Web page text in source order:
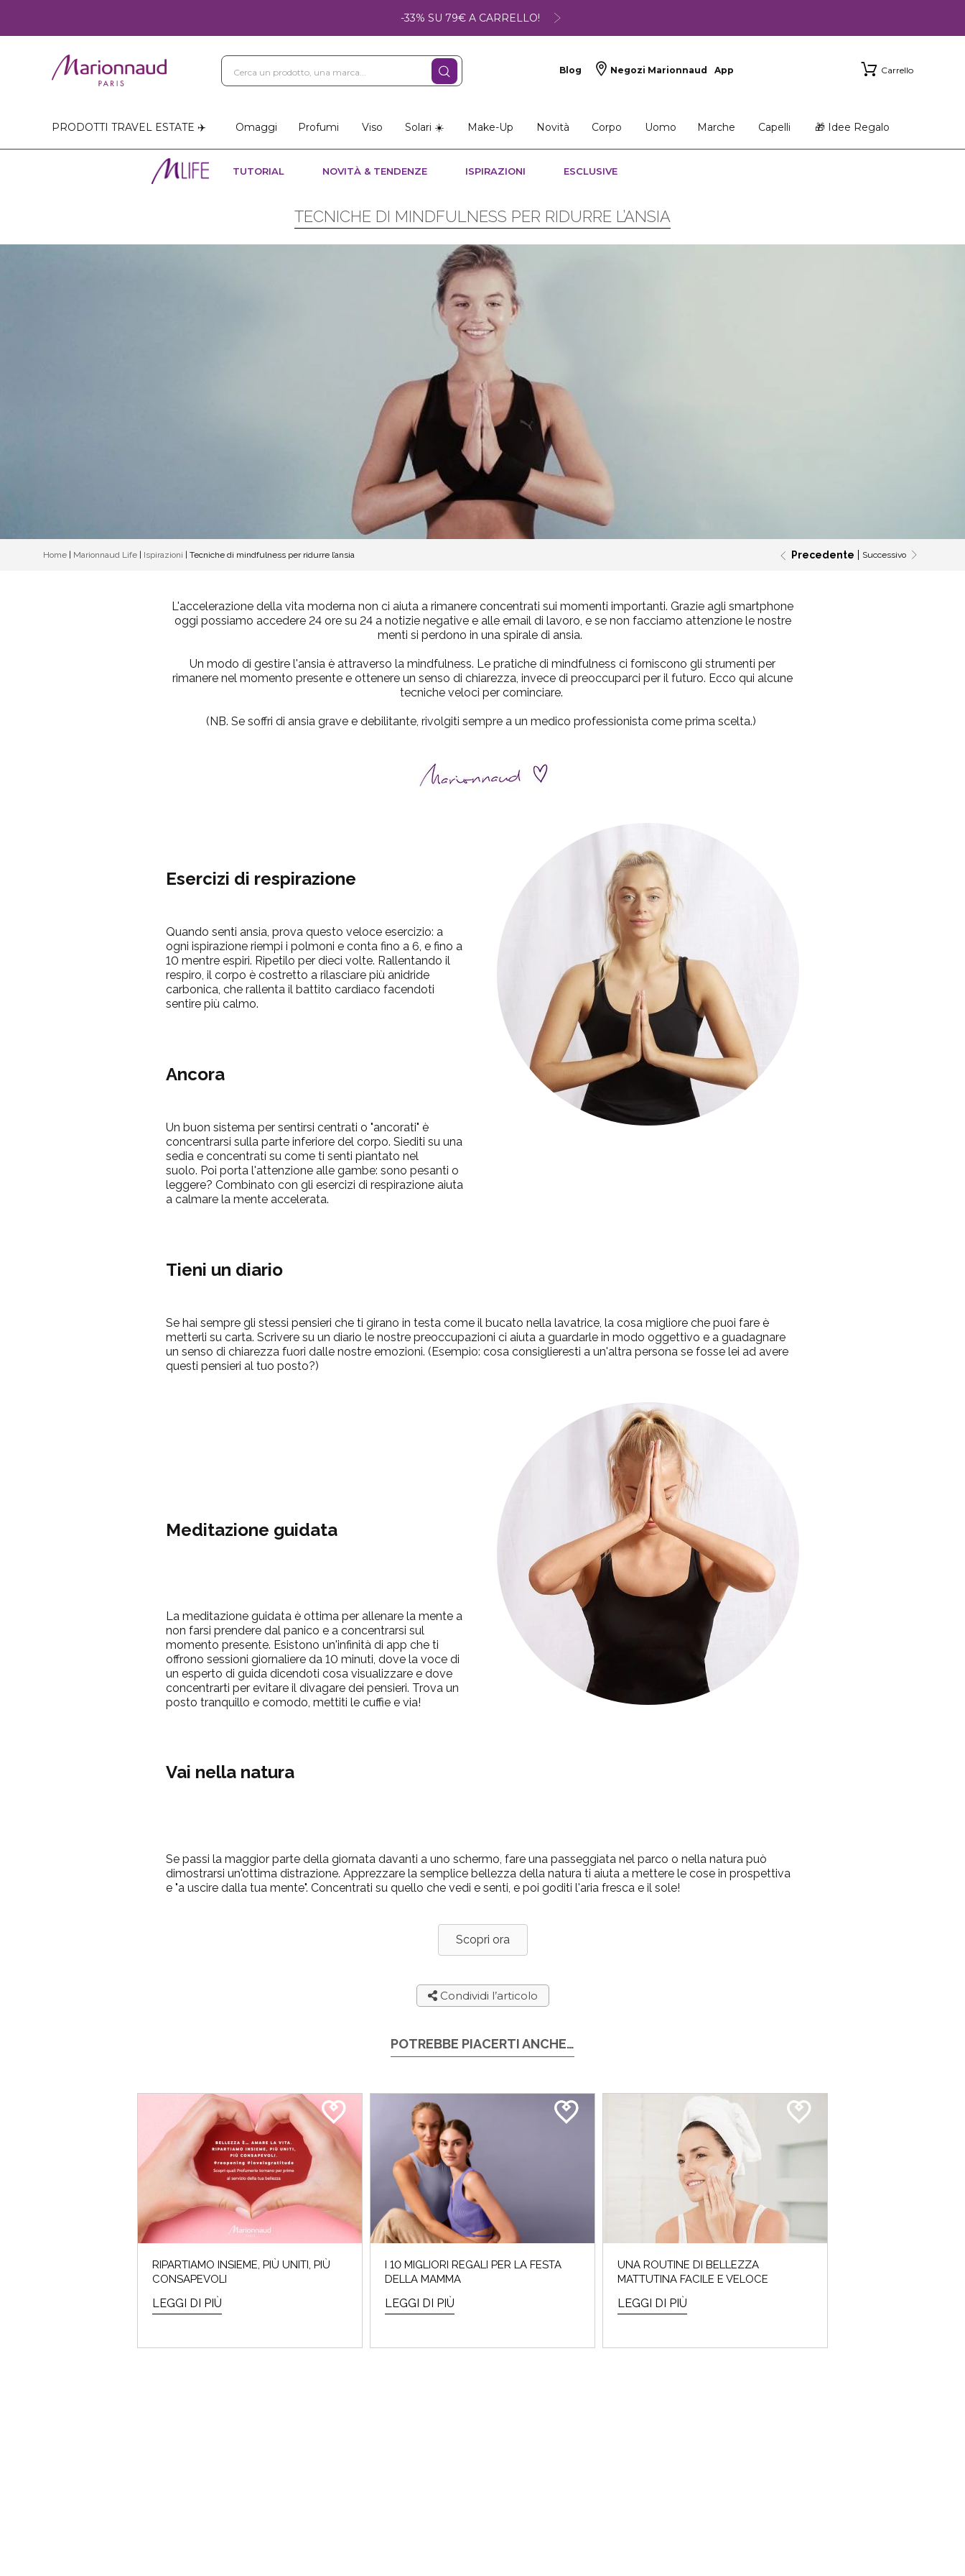
-33% SU 79€ A CARRELLO!
Blog Negozi Marionnaud App Carrello
PRODOTTI TRAVEL ESTATE ✈️ Omaggi Profumi Viso Solari ☀️ Make-Up Novità Corpo Uomo Marche Capelli 🎁 Idee Regalo
TUTORIAL NOVITÀ & TENDENZE ISPIRAZIONI ESCLUSIVE
TECNICHE DI MINDFULNESS PER RIDURRE L’ANSIA
Home Marionnaud Life Ispirazioni Tecniche di mindfulness per ridurre l’ansia Precedente Successivo
L'accelerazione della vita moderna non ci aiuta a rimanere concentrati sui momenti importanti. Grazie agli smartphone
oggi possiamo accedere 24 ore su 24 a notizie negative e alle email di lavoro, e se non facciamo attenzione le nostre
menti si perdono in una spirale di ansia.
Un modo di gestire l'ansia è attraverso la mindfulness. Le pratiche di mindfulness ci forniscono gli strumenti per
rimanere nel momento presente e ottenere un senso di chiarezza, invece di preoccuparci per il futuro. Ecco qui alcune
tecniche veloci per cominciare.
(NB. Se soffri di ansia grave e debilitante, rivolgiti sempre a un medico professionista come prima scelta.)
Esercizi di respirazione
Quando senti ansia, prova questo veloce esercizio: a
ogni ispirazione riempi i polmoni e conta fino a 6, e fino a
10 mentre espiri. Ripetilo per dieci volte. Rallentando il
respiro, il corpo è costretto a rilasciare più anidride
carbonica, che rallenta il battito cardiaco facendoti
sentire più calmo.
Ancora
Un buon sistema per sentirsi centrati o "ancorati" è
concentrarsi sulla parte inferiore del corpo. Siediti su una
sedia e concentrati su come ti senti piantato nel
suolo. Poi porta l'attenzione alle gambe: sono pesanti o
leggere? Combinato con gli esercizi di respirazione aiuta
a calmare la mente accelerata.
Tieni un diario
Se hai sempre gli stessi pensieri che ti girano in testa come il bucato nella lavatrice, la cosa migliore che puoi fare è
metterli su carta. Scrivere su un diario le nostre preoccupazioni ci aiuta a guardarle in modo oggettivo e a guadagnare
un senso di chiarezza fuori dalle nostre emozioni. (Esempio: cosa consiglieresti a un'altra persona se fosse lei ad avere
questi pensieri al tuo posto?)
Meditazione guidata
La meditazione guidata è ottima per allenare la mente a
non farsi prendere dal panico e a concentrarsi sul
momento presente. Esistono un'infinità di app che ti
offrono sessioni giornaliere da 10 minuti, dove la voce di
un esperto di guida dicendoti cosa visualizzare e dove
concentrarti per evitare il divagare dei pensieri. Trova un
posto tranquillo e comodo, mettiti le cuffie e via!
Vai nella natura
Se passi la maggior parte della giornata davanti a uno schermo, fare una passeggiata nel parco o nella natura può
dimostrarsi un'ottima distrazione. Apprezzare la semplice bellezza della natura ti aiuta a mettere le cose in prospettiva
e "a uscire dalla tua mente". Concentrati su quello che vedi e senti, e poi goditi l'aria fresca e il sole!
Scopri ora
Condividi l’articolo
POTREBBE PIACERTI ANCHE…
RIPARTIAMO INSIEME, PIÙ UNITI, PIÙ
CONSAPEVOLI
LEGGI DI PIÙ
I 10 MIGLIORI REGALI PER LA FESTA
DELLA MAMMA
LEGGI DI PIÙ
UNA ROUTINE DI BELLEZZA
MATTUTINA FACILE E VELOCE
LEGGI DI PIÙ